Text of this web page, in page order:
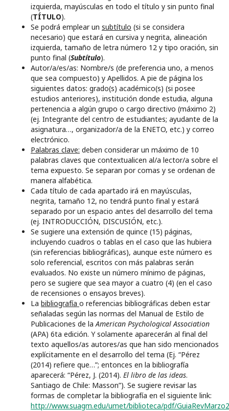
izquierda, mayúsculas en todo el título y sin punto final
(TÍTULO).
Se podrá emplear un subtítulo (si se considera
necesario) que estará en cursiva y negrita, alineación
izquierda, tamaño de letra número 12 y tipo oración, sin
punto final (Subtítulo).
Autor/a/es/as: Nombre/s (de preferencia uno, a menos
que sea compuesto) y Apellidos. A pie de página los
siguientes datos: grado(s) académico(s) (si posee
estudios anteriores), institución donde estudia, alguna
pertenencia a algún grupo o cargo directivo (máximo 2)
(ej. Integrante del centro de estudiantes; ayudante de la
asignatura…, organizador/a de la ENETO, etc.) y correo
electrónico.
Palabras clave: deben considerar un máximo de 10
palabras claves que contextualicen al/a lector/a sobre el
tema expuesto. Se separan por comas y se ordenan de
manera alfabética.
Cada título de cada apartado irá en mayúsculas,
negrita, tamaño 12, no tendrá punto final y estará
separado por un espacio antes del desarrollo del tema
(ej. INTRODUCCIÓN, DISCUSIÓN, etc.).
Se sugiere una extensión de quince (15) páginas,
incluyendo cuadros o tablas en el caso que las hubiera
(sin referencias bibliográficas), aunque este número es
solo referencial, escritos con más palabras serán
evaluados. No existe un número mínimo de páginas,
pero se sugiere que sea mayor a cuatro (4) (en el caso
de recensiones o ensayos breves).
La bibliografía o referencias bibliográficas deben estar
señaladas según las normas del Manual de Estilo de
Publicaciones de laAmerican Psychological Association
(APA) 6ta edición. Y solamente aparecerán al final del
texto aquellos/as autores/as que han sido mencionados
explícitamente en el desarrollo del tema (Ej. “Pérez
(2014) refiere que…”; entonces en la bibliografía
aparecerá: “Pérez, J. (2014). El libro de las ideas.
Santiago de Chile: Masson”). Se sugiere revisar las
formas de completar la bibliografía en el siguiente link:
http://www.suagm.edu/umet/biblioteca/pdf/